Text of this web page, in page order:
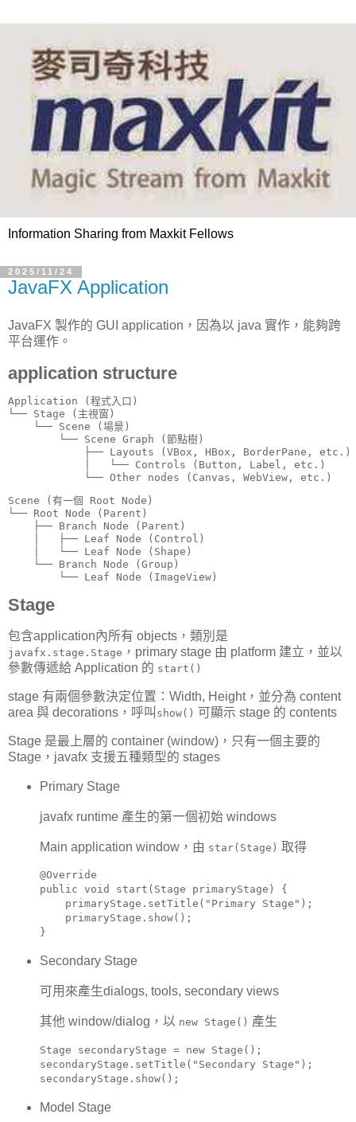
Information Sharing from Maxkit Fellows
2025/11/24
JavaFX Application
JavaFX 製作的 GUI application，因為以 java 實作，能夠跨
平台運作。
application structure
Application (程式入口)
└── Stage (主視窗)
    └── Scene (場景)
        └── Scene Graph (節點樹)
            ├── Layouts (VBox, HBox, BorderPane, etc.)
            │   └── Controls (Button, Label, etc.)
            └── Other nodes (Canvas, WebView, etc.)
Scene (有一個 Root Node)
└── Root Node (Parent)
    ├── Branch Node (Parent)
    │   ├── Leaf Node (Control)
    │   └── Leaf Node (Shape)
    └── Branch Node (Group)
        └── Leaf Node (ImageView)
Stage
包含application內所有 objects，類別是
javafx.stage.Stage ，primary stage 由 platform 建立，並以
參數傳遞給 Application 的 start()
stage 有兩個參數決定位置：Width, Height，並分為 content
area 與 decorations，呼叫 show() 可顯示 stage 的 contents
Stage 是最上層的 container (window)，只有一個主要的
Stage，javafx 支援五種類型的 stages
Primary Stage
javafx runtime 產生的第一個初始 windows
Main application window，由 star(Stage) 取得
@Override
public void start(Stage primaryStage) {
    primaryStage.setTitle("Primary Stage");
    primaryStage.show();
}
Secondary Stage
可用來產生dialogs, tools, secondary views
其他 window/dialog，以 new Stage() 產生
Stage secondaryStage = new Stage();
secondaryStage.setTitle("Secondary Stage");
secondaryStage.show();
Model Stage